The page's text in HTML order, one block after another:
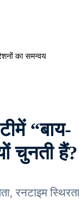
“बाय-
चुनती हैं?
रनटाइम स्थिरता